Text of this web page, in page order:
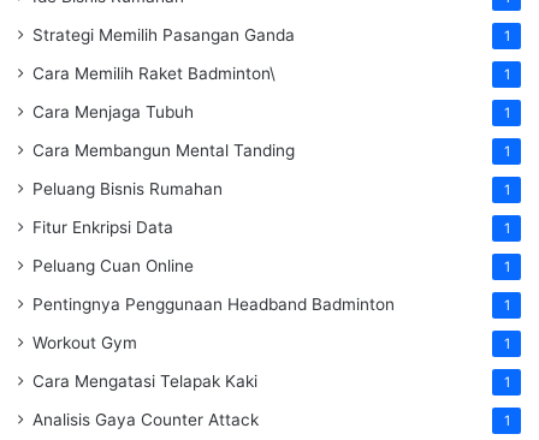
Strategi Memilih Pasangan Ganda 1
Cara Memilih Raket Badminton\ 1
Cara Menjaga Tubuh 1
Cara Membangun Mental Tanding 1
Peluang Bisnis Rumahan 1
Fitur Enkripsi Data 1
Peluang Cuan Online 1
Pentingnya Penggunaan Headband Badminton 1
Workout Gym 1
Cara Mengatasi Telapak Kaki 1
Analisis Gaya Counter Attack 1